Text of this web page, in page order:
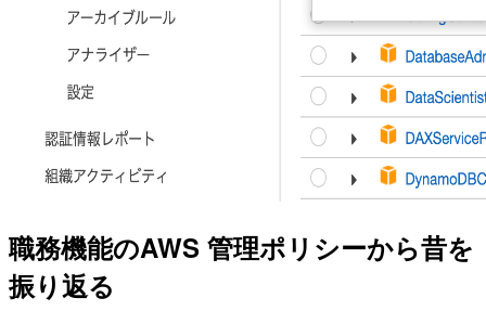
職務機能のAWS 管理ポリシーから昔を
振り返る